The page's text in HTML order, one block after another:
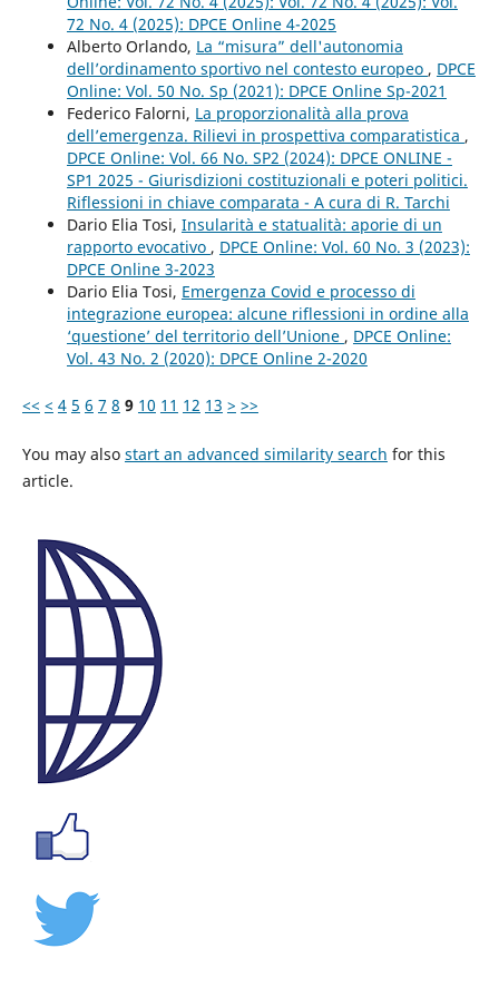
72 No. 4 (2025): DPCE Online 4-2025
Alberto Orlando, La “misura” dell'autonomia
dell’ordinamento sportivo nel contesto europeo , DPCE
Online: Vol. 50 No. Sp (2021): DPCE Online Sp-2021
Federico Falorni, La proporzionalità alla prova
dell’emergenza. Rilievi in prospettiva comparatistica ,
DPCE Online: Vol. 66 No. SP2 (2024): DPCE ONLINE -
SP1 2025 - Giurisdizioni costituzionali e poteri politici.
Riflessioni in chiave comparata - A cura di R. Tarchi
Dario Elia Tosi, Insularità e statualità: aporie di un
rapporto evocativo , DPCE Online: Vol. 60 No. 3 (2023):
DPCE Online 3-2023
Dario Elia Tosi, Emergenza Covid e processo di
integrazione europea: alcune riflessioni in ordine alla
‘questione’ del territorio dell’Unione , DPCE Online:
Vol. 43 No. 2 (2020): DPCE Online 2-2020
<< < 4 5 6 7 8 9 10 11 12 13 > >>
You may also start an advanced similarity search for this
article.